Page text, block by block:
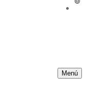
Menú